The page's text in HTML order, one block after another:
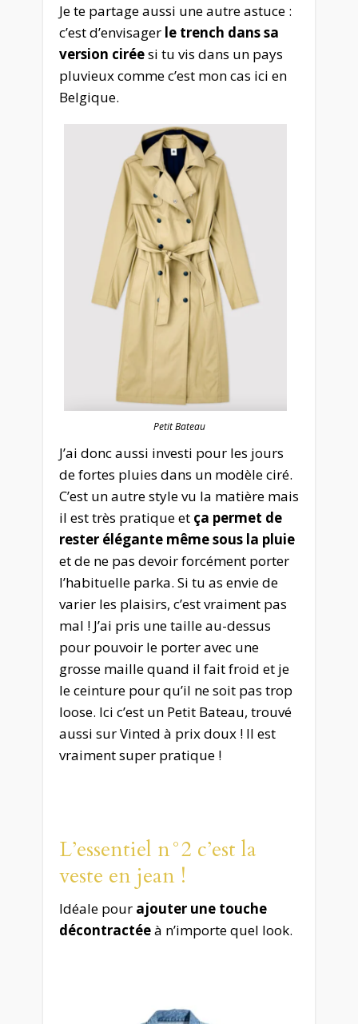
Je te partage aussi une autre astuce :
c’est d’envisager le trench dans sa
version ciréesi tu vis dans un pays
pluvieux comme c’est mon cas ici en
Belgique.
Petit Bateau
J’ai donc aussi investi pour les jours
de fortes pluies dans un modèle ciré.
C’est un autre style vu la matière mais
il est très pratique et ça permet de
rester élégante même sous la pluie
et de ne pas devoir forcément porter
l’habituelle parka. Si tu as envie de
varier les plaisirs, c’est vraiment pas
mal ! J’ai pris une taille au-dessus
pour pouvoir le porter avec une
grosse maille quand il fait froid et je
le ceinture pour qu’il ne soit pas trop
loose. Ici c’est un Petit Bateau, trouvé
aussi sur Vinted à prix doux ! Il est
vraiment super pratique !
L’essentiel n°2 c’est la
veste en jean !
Idéale pour ajouter une touche
décontractéeà n’importe quel look.